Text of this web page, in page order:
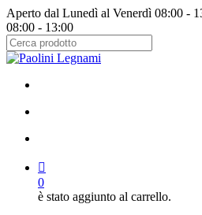
Salta
al
contenuto
principale
Aperto dal Lunedì al Venerdì 08:00 -
08:00 - 13:00
Chiudi
0
è stato aggiunto al carrello.